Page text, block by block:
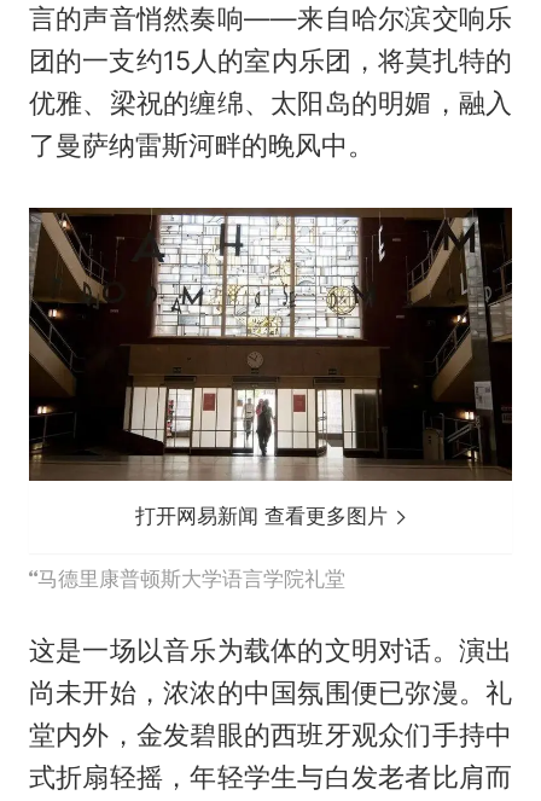
言的声音悄然奏响——来自哈尔滨交响乐
团的一支约15人的室内乐团，将莫扎特的
优雅、梁祝的缠绵、太阳岛的明媚，融入
了曼萨纳雷斯河畔的晚风中。
打开网易新闻 查看更多图片
马德里康普顿斯大学语言学院礼堂
这是一场以音乐为载体的文明对话。演出
尚未开始，浓浓的中国氛围便已弥漫。礼
堂内外，金发碧眼的西班牙观众们手持中
式折扇轻摇，年轻学生与白发老者比肩而